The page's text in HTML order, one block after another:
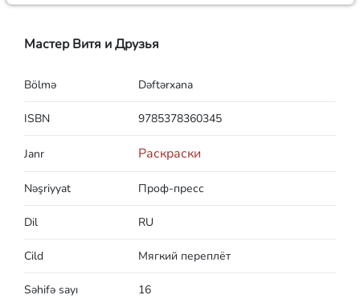
Мастер Витя и Друзья
Bölmə Dəftərxana
ISBN 9785378360345
Janr Раскраски
Nəşriyyat Проф-пресс
Dil RU
Cild Мягкий переплёт
Səhifə sayı 16